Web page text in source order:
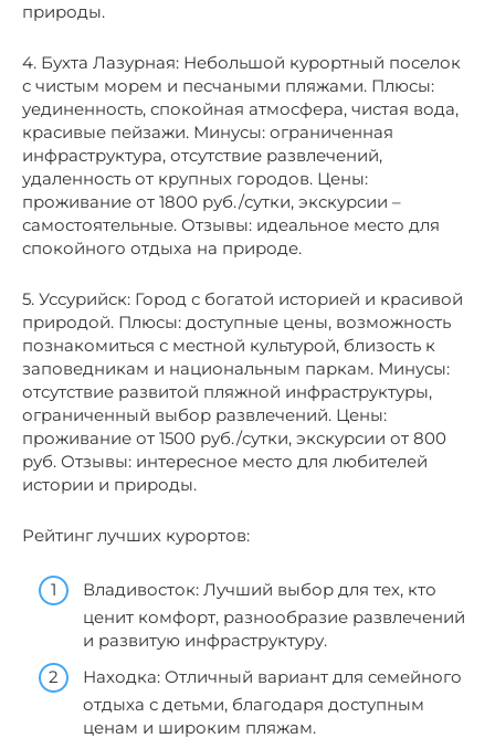
природы.
4. Бухта Лазурная: Небольшой курортный поселок
с чистым морем и песчаными пляжами. Плюсы:
уединенность, спокойная атмосфера, чистая вода,
красивые пейзажи. Минусы: ограниченная
инфраструктура, отсутствие развлечений,
удаленность от крупных городов. Цены:
проживание от 1800 руб./сутки, экскурсии –
самостоятельные. Отзывы: идеальное место для
спокойного отдыха на природе.
5. Уссурийск: Город с богатой историей и красивой
природой. Плюсы: доступные цены, возможность
познакомиться с местной культурой, близость к
заповедникам и национальным паркам. Минусы:
отсутствие развитой пляжной инфраструктуры,
ограниченный выбор развлечений. Цены:
проживание от 1500 руб./сутки, экскурсии от 800
руб. Отзывы: интересное место для любителей
истории и природы.
Рейтинг лучших курортов:
Владивосток: Лучший выбор для тех, кто
ценит комфорт, разнообразие развлечений
и развитую инфраструктуру.
Находка: Отличный вариант для семейного
отдыха с детьми, благодаря доступным
ценам и широким пляжам.